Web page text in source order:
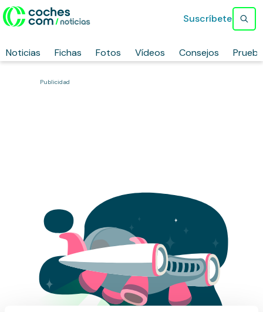
Noticias Fichas Fotos Vídeos Consejos
Suscríbete
Publicidad